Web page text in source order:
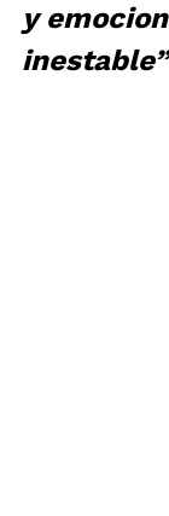
y
inestable”